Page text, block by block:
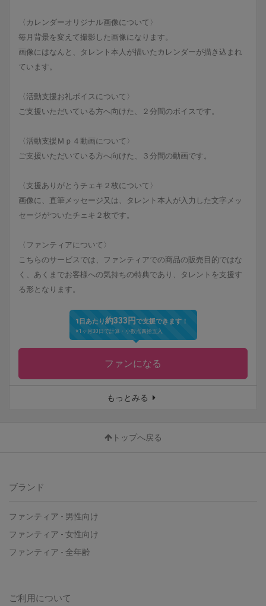
〈カレンダーオリジナル画像について〉
毎月背景を変えて撮影した画像になります。
画像にはなんと、タレント本人が描いたカレンダーが描き込まれ
ています。
〈活動支援お礼ボイスについて〉
ご支援いただいている方へ向けた、２分間のボイスです。
〈活動支援Ｍｐ４動画について〉
ご支援いただいている方へ向けた、３分間の動画です。
〈支援ありがとうチェキ２枚について〉
画像に、直筆メッセージ又は、タレント本人が入力した文字メッ
セージがついたチェキ２枚です。
〈ファンティアについて〉
こちらのサービスでは、ファンティアでの商品の販売目的ではな
く、あくまでお客様への気持ちの特典であり、タレントを支援す
る形となります。
1日あたり約333円で支援できます！
※1ヶ月30日で計算・小数点四捨五入
ファンになる
もっとみる
トップへ戻る
ブランド
ファンティア - 男性向け
ファンティア - 女性向け
ファンティア - 全年齢
ご利用について